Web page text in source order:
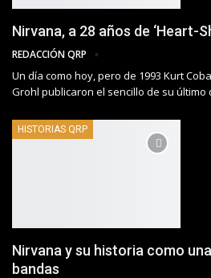
Nirvana, a 28 años de ‘Heart-
REDACCIÓN QRP
Un día como hoy, pero de 1993 Kurt
Grohl publicaron el sencillo de su último
HISTORIAS QRP
Nirvana y su historia como
bandas